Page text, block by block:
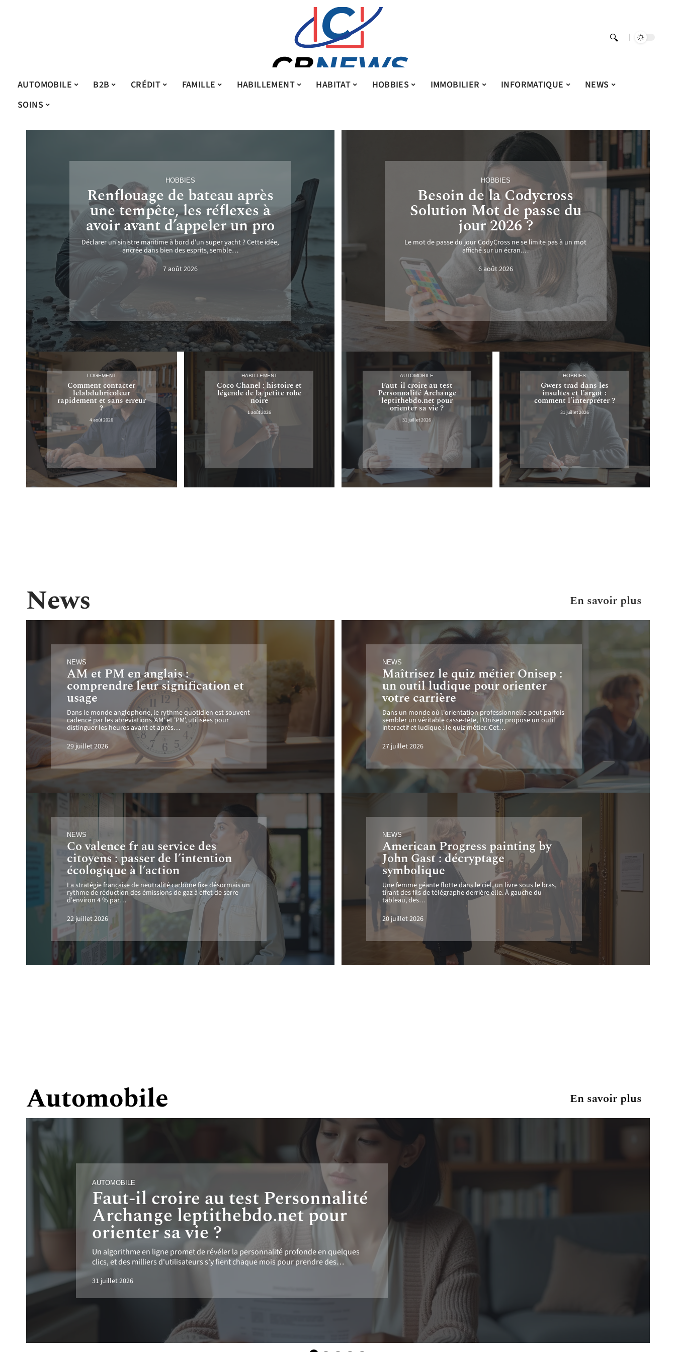
AUTOMOBILE B2B CRÉDIT FAMILLE HABILLEMENT HABITAT HOBBIES IMMOBILIER INFORMATIQUE
NEWS
SOINS
HOBBIES
Renflouage de bateau après
une tempête, les réflexes à
avoir avant d’appeler un pro
Déclarer un sinistre maritime à bord d'un super yacht ? Cette idée,
ancrée dans bien des esprits, semble…
7 août 2026
HOBBIES
Besoin de la Codycross
Solution Mot de passe du
jour 2026 ?
Le mot de passe du jour CodyCross ne se limite pas à un mot
affiché sur un écran.…
6 août 2026
LOGEMENT
Comment contacter
lelabdubricoleur
rapidement et sans erreur
?
4 août 2026
HABILLEMENT
Coco Chanel : histoire et
légende de la petite robe
noire
1 août 2026
AUTOMOBILE
Faut-il croire au test
Personnalité Archange
leptithebdo.net pour
orienter sa vie ?
31 juillet 2026
HOBBIES
Gwers trad dans les
insultes et l’argot :
comment l’interpréter ?
31 juillet 2026
News En savoir plus
NEWS
AM et PM en anglais :
comprendre leur signification et
usage
Dans le monde anglophone, le rythme quotidien est souvent
cadencé par les abréviations 'AM' et 'PM', utilisées pour
distinguer les heures avant et après…
29 juillet 2026
NEWS
Maîtrisez le quiz métier Onisep :
un outil ludique pour orienter
votre carrière
Dans un monde où l'orientation professionnelle peut parfois
sembler un véritable casse-tête, l'Onisep propose un outil
interactif et ludique : le quiz métier. Cet…
27 juillet 2026
NEWS
Co valence fr au service des
citoyens : passer de l’intention
écologique à l’action
La stratégie française de neutralité carbone fixe désormais un
rythme de réduction des émissions de gaz à effet de serre
d'environ 4 % par…
22 juillet 2026
NEWS
American Progress painting by
John Gast : décryptage
symbolique
Une femme géante flotte dans le ciel, un livre sous le bras,
tirant des fils de télégraphe derrière elle. À gauche du
tableau, des…
20 juillet 2026
Automobile En savoir plus
AUTOMOBILE
Faut-il croire au test Personnalité
Archange leptithebdo.net pour
orienter sa vie ?
Un algorithme en ligne promet de révéler la personnalité profonde en quelques
clics, et des milliers d'utilisateurs s'y fient chaque mois pour prendre des…
31 juillet 2026